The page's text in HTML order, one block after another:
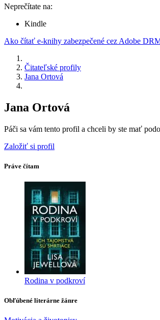
Neprečítate na:
Kindle
Ako čítať e-knihy zabezpečené cez Adobe
Čitateľské profily
Jana Ortová
Jana Ortová
Páči sa vám tento profil a chceli by ste mať
Založiť si profil
Práve čítam
Rodina v podkroví
Obľúbené literárne žánre